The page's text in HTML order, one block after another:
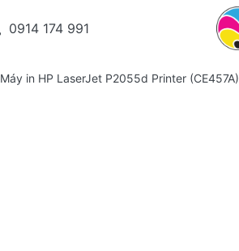
0914 174 991
Máy in HP LaserJet P2055d Printer (CE457A)